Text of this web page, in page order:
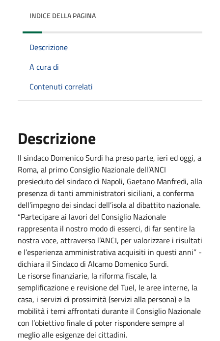
INDICE DELLA PAGINA
Descrizione
A cura di
Contenuti correlati
Descrizione
Il sindaco Domenico Surdi ha preso parte, ieri ed oggi, a
Roma, al primo Consiglio Nazionale dell’ANCI
presieduto del sindaco di Napoli, Gaetano Manfredi, alla
presenza di tanti amministratori siciliani, a conferma
dell’impegno dei sindaci dell’isola al dibattito nazionale.
“Partecipare ai lavori del Consiglio Nazionale
rappresenta il nostro modo di esserci, di far sentire la
nostra voce, attraverso l’ANCI, per valorizzare i risultati
e l’esperienza amministrativa acquisiti in questi anni” -
dichiara il Sindaco di Alcamo Domenico Surdi.
Le risorse finanziarie, la riforma fiscale, la
semplificazione e revisione del Tuel, le aree interne, la
casa, i servizi di prossimità (servizi alla persona) e la
mobilità i temi affrontati durante il Consiglio Nazionale
con l’obiettivo finale di poter rispondere sempre al
meglio alle esigenze dei cittadini.